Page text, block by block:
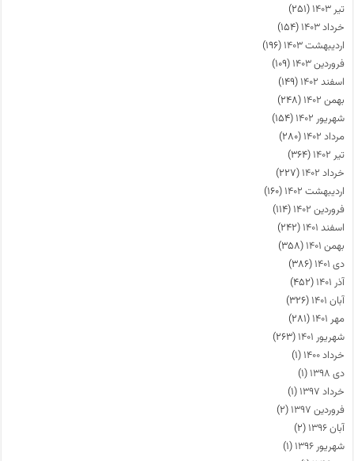
تیر ۱۴۰۳
(۲۵۱)
خرداد ۱۴۰۳
(۱۵۴)
اردیبهشت ۱۴۰۳
(۱۹۶)
فروردین ۱۴۰۳
(۱۰۹)
اسفند ۱۴۰۲
(۱۴۹)
بهمن ۱۴۰۲
(۲۴۸)
شهریور ۱۴۰۲
(۱۵۴)
مرداد ۱۴۰۲
(۲۸۰)
تیر ۱۴۰۲
(۳۶۴)
خرداد ۱۴۰۲
(۲۲۷)
اردیبهشت ۱۴۰۲
(۱۶۰)
فروردین ۱۴۰۲
(۱۱۴)
اسفند ۱۴۰۱
(۲۴۲)
بهمن ۱۴۰۱
(۳۵۸)
دی ۱۴۰۱
(۳۸۶)
آذر ۱۴۰۱
(۴۵۲)
آبان ۱۴۰۱
(۳۲۶)
مهر ۱۴۰۱
(۲۸۱)
شهریور ۱۴۰۱
(۲۶۳)
خرداد ۱۴۰۰
(۱)
دی ۱۳۹۸
(۱)
خرداد ۱۳۹۷
(۱)
فروردین ۱۳۹۷
(۲)
آبان ۱۳۹۶
(۲)
شهریور ۱۳۹۶
(۱)